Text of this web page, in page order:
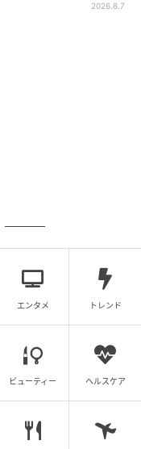
2026.8.7
エンタメ トレンド
ビューティー ヘルスケア